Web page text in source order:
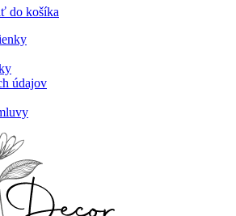
do košíka
údajov